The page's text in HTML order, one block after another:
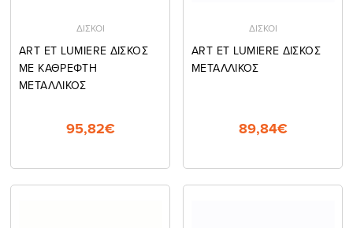
ΔΙΣΚΟΙ
ART ET LUMIERE ΔΙΣΚΟΣ
ΜΕ ΚΑΘΡΕΦΤΗ
ΜΕΤΑΛΛΙΚΟΣ
95,82€
ΔΙΣΚΟΙ
ART ET LUMIERE ΔΙΣΚΟΣ
ΜΕΤΑΛΛΙΚΟΣ
89,84€